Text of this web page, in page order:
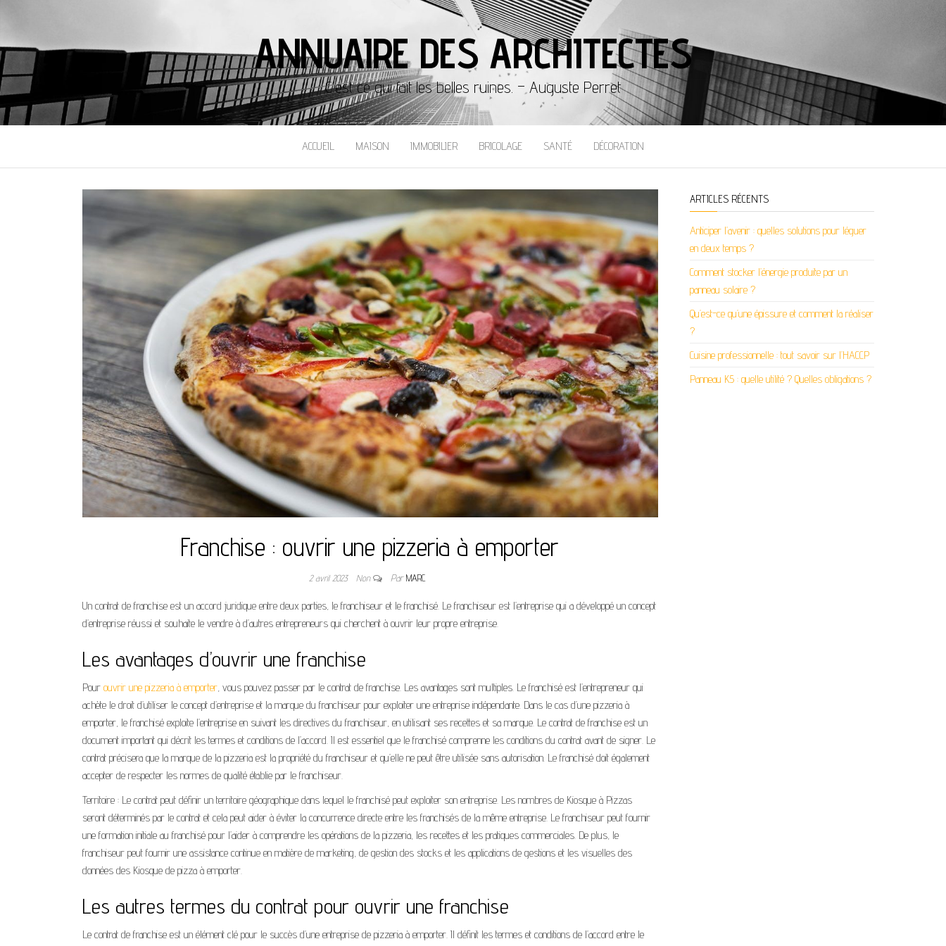
ANNUAIRE DES ARCHITECTES
C'est ce qui fait les belles ruines. – Auguste Perret
ACCUEIL MAISON IMMOBILIER BRICOLAGE SANTÉ DÉCORATION
Franchise : ouvrir une pizzeria à emporter
2 avril 2023 Non ParMARC
Un contrat de franchise est un accord juridique entre deux parties, le franchiseur et le franchisé. Le franchiseur est l’entreprise qui a développé un concept
d’entreprise réussi et souhaite le vendre à d’autres entrepreneurs qui cherchent à ouvrir leur propre entreprise.
Les avantages d’ouvrir une franchise
Pour ouvrir une pizzeria à emporter, vous pouvez passer par le contrat de franchise. Les avantages sont multiples. Le franchisé est l’entrepreneur qui
achète le droit d’utiliser le concept d’entreprise et la marque du franchiseur pour exploiter une entreprise indépendante. Dans le cas d’une pizzeria à
emporter, le franchisé exploite l’entreprise en suivant les directives du franchiseur, en utilisant ses recettes et sa marque. Le contrat de franchise est un
document important qui décrit les termes et conditions de l’accord. Il est essentiel que le franchisé comprenne les conditions du contrat avant de signer. Le
contrat précisera que la marque de la pizzeria est la propriété du franchiseur et qu’elle ne peut être utilisée sans autorisation. Le franchisé doit également
accepter de respecter les normes de qualité établie par le franchiseur.
Territoire : Le contrat peut définir un territoire géographique dans lequel le franchisé peut exploiter son entreprise. Les nombres de Kiosque à Pizzas
seront déterminés par le contrat et cela peut aider à éviter la concurrence directe entre les franchisés de la même entreprise. Le franchiseur peut fournir
une formation initiale au franchisé pour l’aider à comprendre les opérations de la pizzeria, les recettes et les pratiques commerciales. De plus, le
franchiseur peut fournir une assistance continue en matière de marketing, de gestion des stocks et les applications de gestions et les visuelles des
données des Kiosque de pizza à emporter.
Les autres termes du contrat pour ouvrir une franchise
Le contrat de franchise est un élément clé pour le succès d’une entreprise de pizzeria à emporter. Il définit les termes et conditions de l’accord entre le
ARTICLES RÉCENTS
Anticiper l’avenir : quelles solutions pour léguer
en deux temps ?
Comment stocker l’énergie produite par un
panneau solaire ?
Qu’est-ce qu’une épissure et comment la réaliser
?
Cuisine professionnelle : tout savoir sur l’HACCP
Panneau K5 : quelle utilité ? Quelles obligations ?